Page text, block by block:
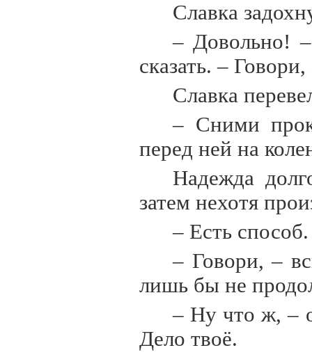
Славка
– Довольно!
сказать. –
Славка
– Сними
перед ней на
Надежда
затем нехотя
– Есть
– Говори, –
лишь бы не
– Ну что ж, –
Дело твоё.